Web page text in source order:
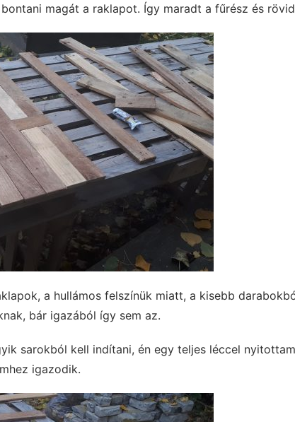
magát a raklapot. Így maradt a fűrész és
a hullámos felszínük miatt, a kisebb
bár igazából így sem az.
sarokból kell indítani, én egy teljes léccel
igazodik.